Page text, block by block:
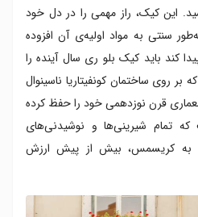
این کیک، راز مهمی را در دل خود
سنتی به مواد اولیه‌ی آن افزوده
کند باید کیک بلو ری سال آینده را
بر روی ساختمان کونفیتاریا ناسینوال
قرن نوزدهمی خود را حفظ کرده
تمام شیرینی‌ها و نوشیدنی‌های
به کریسمس، بیش از پیش ارزش